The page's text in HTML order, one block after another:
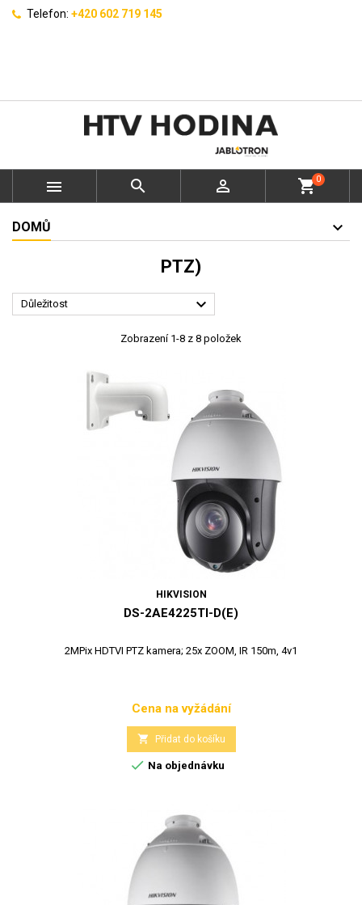
Telefon: +420 602 719 145
   shopping_cart0
DOMŮ
PTZ)
Důležitost 
Zobrazení 1-8 z 8 položek
HIKVISION
DS-2AE4225TI-D(E)
2MPix HDTVI PTZ kamera; 25x ZOOM, IR 150m, 4v1
Cena
Cena na vyžádání
 Přidat do košíku
 Na objednávku